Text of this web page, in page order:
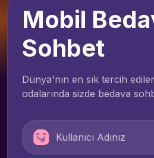
Mobil
Sohbet
Dünya'nın en sık tercih
odalarında sizde bedava